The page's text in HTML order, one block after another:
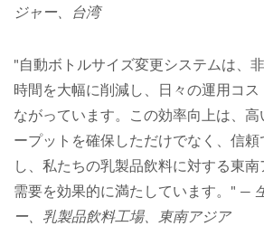
ジャー、台湾
"自動ボトルサイズ変更システムは、
時間を大幅に削減し、日々の運用コ
ながっています。この効率向上は、
ープットを確保しただけでなく、信
し、私たちの乳製品飲料に対する東
需要を効果的に満たしています。" —
ー、乳製品飲料工場、東南アジア